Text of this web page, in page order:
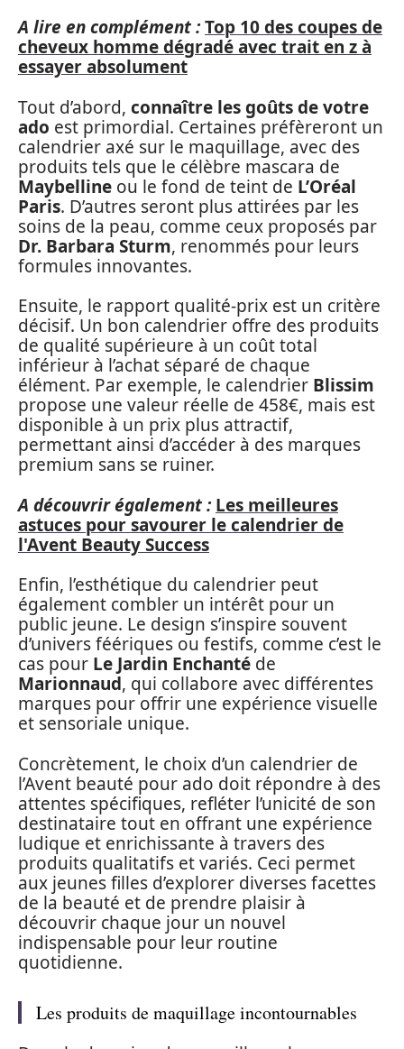
A lire en complément :Top 10 des coupes de
cheveux homme dégradé avec trait en z à
essayer absolument
Tout d’abord, connaître les goûts de votre
ado est primordial. Certaines préfèreront un
calendrier axé sur le maquillage, avec des
produits tels que le célèbre mascara de
Maybelline ou le fond de teint de L’Oréal
Paris. D’autres seront plus attirées par les
soins de la peau, comme ceux proposés par
Dr. Barbara Sturm, renommés pour leurs
formules innovantes.
Ensuite, le rapport qualité-prix est un critère
décisif. Un bon calendrier offre des produits
de qualité supérieure à un coût total
inférieur à l’achat séparé de chaque
élément. Par exemple, le calendrier Blissim
propose une valeur réelle de 458€, mais est
disponible à un prix plus attractif,
permettant ainsi d’accéder à des marques
premium sans se ruiner.
A découvrir également : Les meilleures
astuces pour savourer le calendrier de
l'Avent Beauty Success
Enfin, l’esthétique du calendrier peut
également combler un intérêt pour un
public jeune. Le design s’inspire souvent
d’univers féériques ou festifs, comme c’est le
cas pour Le Jardin Enchanté de
Marionnaud, qui collabore avec différentes
marques pour offrir une expérience visuelle
et sensoriale unique.
Concrètement, le choix d’un calendrier de
l’Avent beauté pour ado doit répondre à des
attentes spécifiques, refléter l’unicité de son
destinataire tout en offrant une expérience
ludique et enrichissante à travers des
produits qualitatifs et variés. Ceci permet
aux jeunes filles d’explorer diverses facettes
de la beauté et de prendre plaisir à
découvrir chaque jour un nouvel
indispensable pour leur routine
quotidienne.
Les produits de maquillage incontournables